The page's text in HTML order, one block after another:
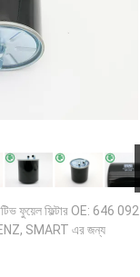
ফুয়েল ফিল্টার OE: 646 092
SMART এর জন্য